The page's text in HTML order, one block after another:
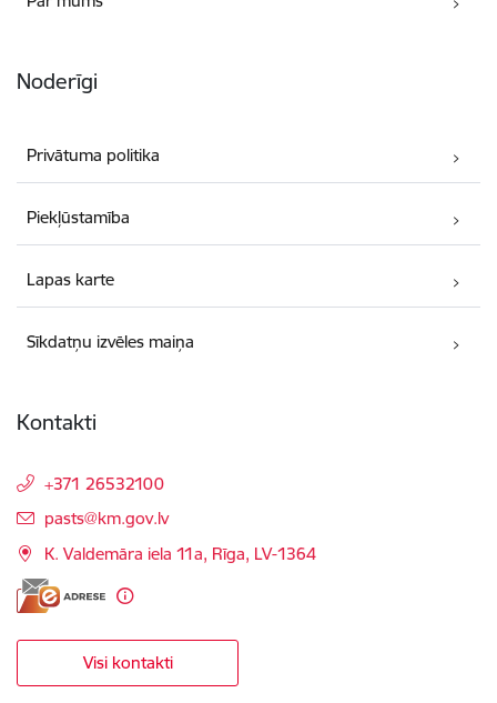
Noderīgi
Privātuma politika
Piekļūstamība
Lapas karte
Sīkdatņu izvēles maiņa
Kontakti
+371 26532100
E-pasts:
pasts@km.gov.lv
K. Valdemāra iela 11a, Rīga, LV-1364
Visi kontakti